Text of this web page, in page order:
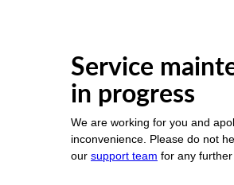
Service
in progress
We are working for you and
inconvenience. Please do not
our support team for any